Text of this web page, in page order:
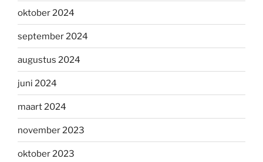
oktober 2024
september 2024
augustus 2024
juni 2024
maart 2024
november 2023
oktober 2023